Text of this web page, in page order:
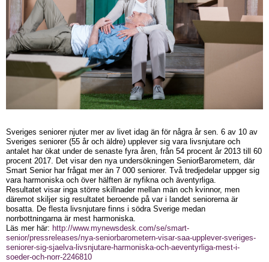
Sveriges seniorer njuter mer av livet idag än för några år sen. 6 av 10 av
Sveriges seniorer (55 år och äldre) upplever sig vara livsnjutare och
antalet har ökat under de senaste fyra åren, från 54 procent år 2013 till 60
procent 2017. Det visar den nya undersökningen SeniorBarometern, där
Smart Senior har frågat mer än 7 000 seniorer. Två tredjedelar uppger sig
vara harmoniska och över hälften är nyfikna och äventyrliga.
Resultatet visar inga större skillnader mellan män och kvinnor, men
däremot skiljer sig resultatet beroende på var i landet seniorerna är
bosatta. De flesta livsnjutare finns i södra Sverige medan
norrbottningarna är mest harmoniska.
Läs mer här: http://www.mynewsdesk.com/se/smart-
senior/pressreleases/nya-seniorbarometern-visar-saa-upplever-sveriges-
seniorer-sig-sjaelva-livsnjutare-harmoniska-och-aeventyrliga-mest-i-
soeder-och-norr-2246810